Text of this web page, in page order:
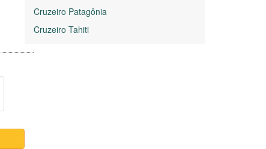
Cruzeiro Patagônia
Cruzeiro Tahiti